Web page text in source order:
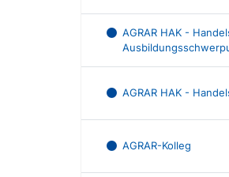
AGRAR HAK -
AGRAR HAK -
AGRAR-Kolleg